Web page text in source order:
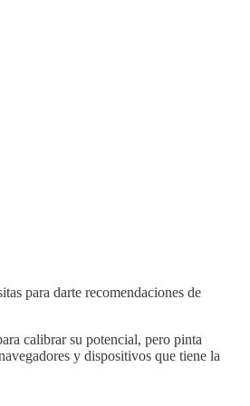
para darte recomendaciones de
calibrar su potencial, pero pinta
y dispositivos que tiene la